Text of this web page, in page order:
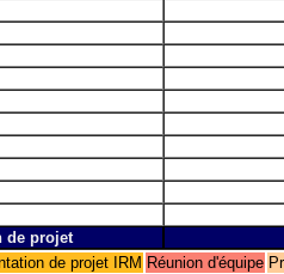
de projet
de projet IRM Réunion d'équipe